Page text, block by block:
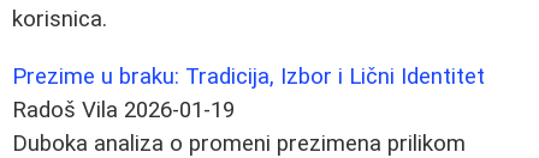
korisnica.
Prezime u braku: Tradicija, Izbor i Lični Identitet
Radoš Vila 2026-01-19
Duboka analiza o promeni prezimena prilikom